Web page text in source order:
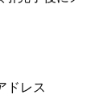
ドレス